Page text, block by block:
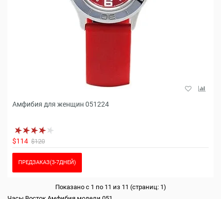
Амфибия для женщин 051224
$114 $120
ПРЕДЗАКАЗ(3-7ДНЕЙ)
Показано с 1 по 11 из 11 (страниц: 1)